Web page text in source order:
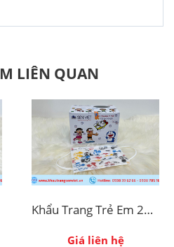
LIÊN QUAN
Khẩu Trang Trẻ Em 2D In Hình Chuột Micky
Giá liên hệ